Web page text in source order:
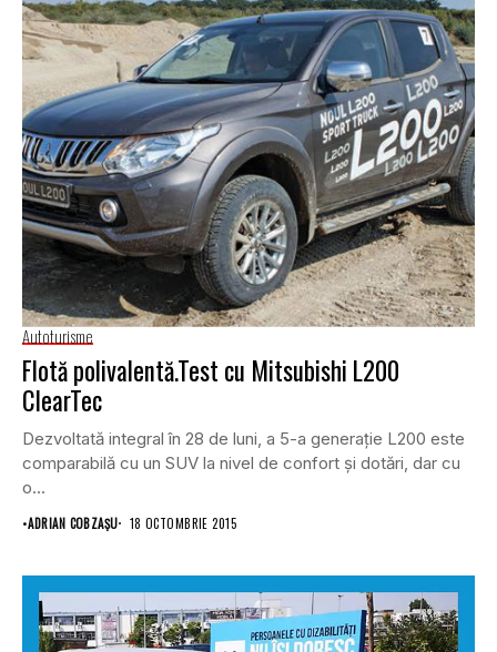
Autoturisme
Flotă polivalentă.Test cu Mitsubishi L200
ClearTec
Dezvoltată integral în 28 de luni, a 5-a generaţie L200 este
comparabilă cu un SUV la nivel de confort şi dotări, dar cu
o...
•ADRIAN COBZAŞU 18 OCTOMBRIE 2015